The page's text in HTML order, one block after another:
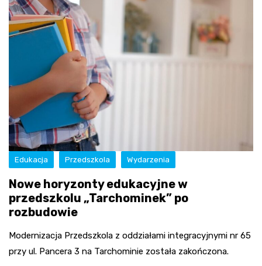
Edukacja Przedszkola Wydarzenia
Nowe horyzonty edukacyjne w
przedszkolu „Tarchominek” po
rozbudowie
Modernizacja Przedszkola z oddziałami integracyjnymi nr 65
przy ul. Pancera 3 na Tarchominie została zakończona.